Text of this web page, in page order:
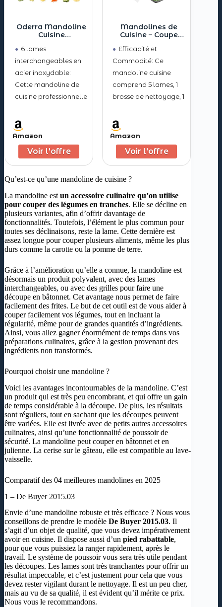
vos doigts pendant
COMPOSITION:
Oderra Mandoline
Cuisine
Lames en Inox –
Coupe Légumes
avec Protection de
Sécurité pour
Trancher et Râper
6 lames
interchangeables en
acier inoxydable:
Cette mandoline de
cuisine professionnelle
haute qualité pour
trancher, râper et
couper en julienne.
Idéale comme coupe
légumes
multifonctions pour
obtenir des résultats
uniformes et rapides
avec une grande
précision
Matériaux sûrs et
durables: Fabriquée
304
Amazon
Mandolines de
Cuisine – Coupe
Multifonctions –
Mandoline
Cuisine avec 5
Lames
Interchangeables
– Mandoline
Efficacité et
Commodité: Ce
mandoline cuisine
comprend 5 lames, 1
brosse de nettoyage, 1
mains et un récipient
de grande capacité
de 1,7 L pour les
besoins quotidiens de
tranchage, de
déchiquetage et de
hachage. Simplifiez la
préparation des repas
et appréciez le plaisir
de cuisiner
Lames
Amazon
Qu’est-ce qu’une mandoline de cuisine ?
La mandoline est un accessoire culinaire qu’on utilise
pour couper des légumes en tranches. Elle se décline en
plusieurs variantes, afin d’offrir davantage de
fonctionnalités. Toutefois, l’élément le plus commun pour
toutes ses déclinaisons, reste la lame. Cette dernière est
assez longue pour couper plusieurs aliments, même les plus
durs comme la carotte ou la pomme de terre.
Grâce à l’amélioration qu’elle a connue, la mandoline est
désormais un produit polyvalent, avec des lames
interchangeables, ou avec des grilles pour faire une
découpe en bâtonnet. Cet avantage nous permet de faire
facilement des frites. Le but de cet outil est de vous aider à
couper facilement vos légumes, tout en incluant la
régularité, même pour de grandes quantités d’ingrédients.
Ainsi, vous allez gagner énormément de temps dans vos
préparations culinaires, grâce à la gestion provenant des
ingrédients non transformés.
Pourquoi choisir une mandoline ?
Voici les avantages incontournables de la mandoline. C’est
un produit qui est très peu encombrant, et qui offre un gain
de temps considérable à la découpe. De plus, les résultats
sont réguliers, tout en sachant que les découpes peuvent
être variées. Elle est livrée avec de petits autres accessoires
culinaires, ainsi qu’une fonctionnalité de poussoir de
sécurité. La mandoline peut couper en bâtonnet et en
julienne. La cerise sur le gâteau, elle est compatible au lave-
vaisselle.
Comparatif des 04 meilleures mandolines en 2025
1 – De Buyer 2015.03
Envie d’une mandoline robuste et très efficace ? Nous vous
conseillons de prendre le modèle De Buyer 2015.03. Il
s’agit d’un objet de qualité, que vous devez impérativement
avoir en cuisine. Il dispose aussi d’un pied rabattable,
pour que vous puissiez la ranger rapidement, après le
travail. Le système de poussoir vous sera très utile pendant
les découpes. Les lames sont très tranchantes pour offrir un
résultat impeccable, et c’est justement pour cela que vous
devez rester vigilant durant le nettoyage. Il est un peu cher,
mais au vu de sa qualité, il est évident qu’il mérite ce prix.
Nous vous le recommandons.